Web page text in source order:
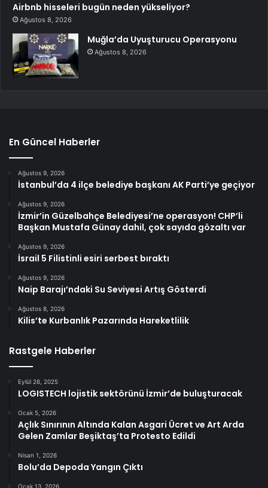
Airbnb hisseleri bugün neden yükseliyor?
Ağustos 8, 2026
Muğla’da Uyuşturucu Operasyonu
Ağustos 8, 2026
En Güncel Haberler
Ağustos 9, 2026
İstanbul’da 4 ilçe belediye başkanı AK Parti’ye geçiyor
Ağustos 9, 2026
İzmir’in Güzelbahçe Belediyesi’ne operasyon! CHP’li
Başkan Mustafa Günay dahil, çok sayıda gözaltı var
Ağustos 9, 2026
İsrail 5 Filistinli esiri serbest bıraktı
Ağustos 9, 2026
Naip Barajı’ndaki Su Seviyesi Artış Gösterdi
Ağustos 8, 2026
Kilis’te Kurbanlık Pazarında Hareketlilik
Rastgele Haberler
Eylül 26, 2025
LOGISTECH lojistik sektörünü İzmir’de buluşturacak
Ocak 5, 2026
Açlık Sınırının Altında Kalan Asgari Ücret ve Art Arda
Gelen Zamlar Beşiktaş’ta Protesto Edildi
Nisan 1, 2026
Bolu’da Depoda Yangın Çıktı
Ocak 13, 2026